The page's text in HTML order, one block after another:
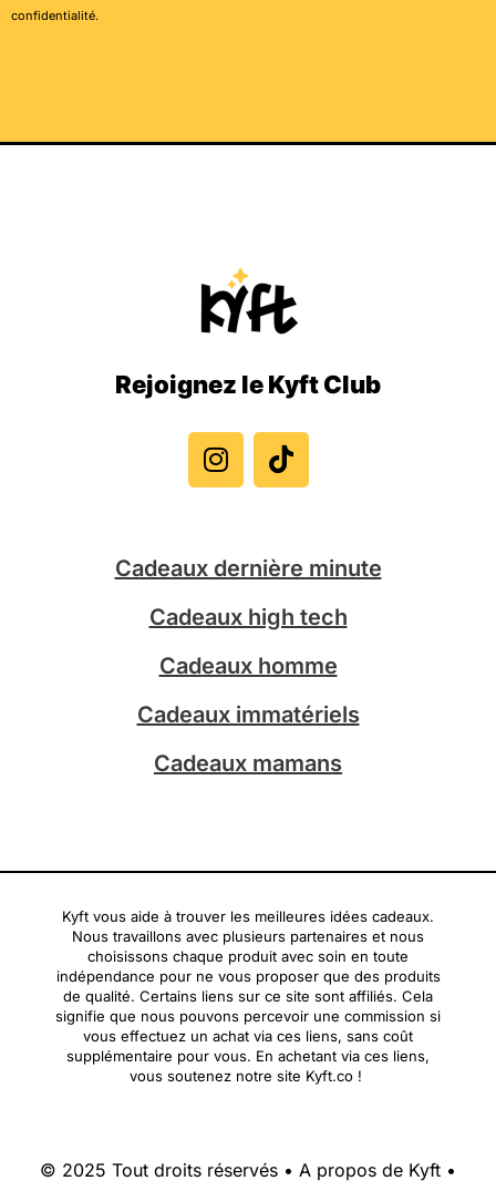
confidentialité.
Rejoignez le Kyft Club
n
s
t
r
a
m
i
k
t
Cadeaux dernière minute
Cadeaux high tech
Cadeaux homme
Cadeaux immatériels
Cadeaux mamans
Kyft vous aide à trouver les meilleures idées cadeaux.
Nous travaillons avec plusieurs partenaires et nous
choisissons chaque produit avec soin en toute
indépendance pour ne vous proposer que des produits
de qualité. Certains liens sur ce site sont affiliés. Cela
signifie que nous pouvons percevoir une commission si
vous effectuez un achat via ces liens, sans coût
supplémentaire pour vous. En achetant via ces liens,
vous soutenez notre site Kyft.co !
© 2025 Tout droits réservés • A propos de Kyft •